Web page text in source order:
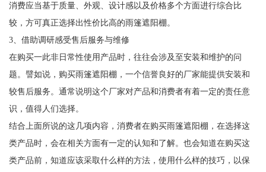
消费应当基于质量、外观、设计感以及价格多个方面进行综合比
较，方可真正选择出性价比高的雨篷遮阳棚。
3、借助调研感受售后服务与维修
在购买一此非日常性使用产品时，往往会涉及至安装和维护的问
题。譬如说，购买雨篷遮阳棚，一个信誉良好的厂家能提供安装和
较售后服务。通常说明这个厂家对产品和消费者有着一定的责任意
识，值得人们选择。
结合上面所说的这几项内容，消费者在购买雨篷遮阳棚，在选择这
类产品时，会在相关方面有一定的认知和了解。也会知道在购买这
类产品前，知道应该采取什么样的方法，使用什么样的技巧，以保